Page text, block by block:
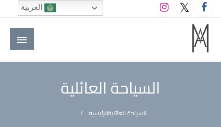
التخطي
إلى
المحتوى
M A hotels | إم ايه هوتيلز
الموقع الأول للعاملين في الفنادق في العالم العربي
السياحة العائلية
الرئيسيةالسياحة العائلية
العربية